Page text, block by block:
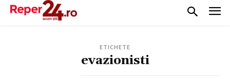
ETICHETE
evazionisti